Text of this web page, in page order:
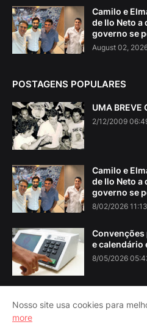
Camilo e
de Ilo Neto
governo se
August 02,
POSTAGENS POPULARES
UMA BREVE
2/12/2009
Camilo e
de Ilo Neto
governo se
8/02/2026
Convenções
e calendário
8/05/2026
Nosso site usa cookies para
more